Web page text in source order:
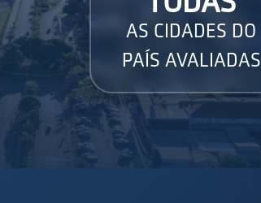
AS CIDADES DO
PAÍS AVALIADAS